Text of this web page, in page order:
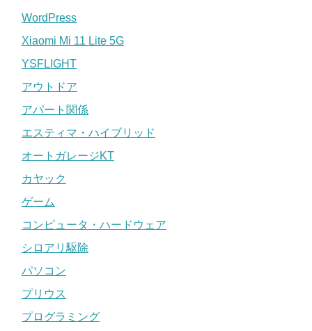
WordPress
Xiaomi Mi 11 Lite 5G
YSFLIGHT
アウトドア
アパート関係
エスティマ・ハイブリッド
オートガレージKT
カヤック
ゲーム
コンピュータ・ハードウェア
シロアリ駆除
パソコン
プリウス
プログラミング